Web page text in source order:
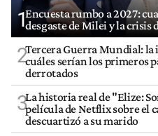
1Encuesta rumbo a 2027:
desgaste de Milei y la
2Tercera Guerra Mundial:
cuáles serían los primeros
derrotados
3La historia real de "Elize:
película de Netflix sobre el
descuartizó a su marido